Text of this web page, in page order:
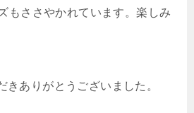
もささやかれています。楽しみ
きありがとうございました。